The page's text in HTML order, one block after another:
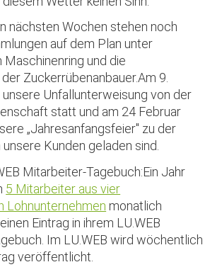
nächsten Wochen stehen noch
auf dem Plan unter
Maschinenring und die
Zuckerrübenanbauer.Am 9.
Unfallunterweisung von der
statt und am 24 Februar
„Jahresanfangsfeier" zu der
Kunden geladen sind.
Mitarbeiter-Tagebuch:Ein Jahr
5 Mitarbeiter aus vier
Lohnunternehmen monatlich
Eintrag in ihrem LU.WEB
Im LU.WEB wird wöchentlich
veröffentlicht.